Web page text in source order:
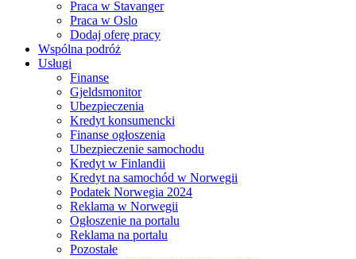
Praca w Stavanger
Praca w Oslo
Dodaj oferę pracy
Wspólna podróż
Usługi
Finanse
Gjeldsmonitor
Ubezpieczenia
Kredyt konsumencki
Finanse ogłoszenia
Ubezpieczenie samochodu
Kredyt w Finlandii
Kredyt na samochód w Norwegii
Podatek Norwegia 2024
Reklama w Norwegii
Ogłoszenie na portalu
Reklama na portalu
Pozostałe